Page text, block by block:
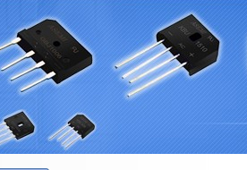
肖特基二极管 快恢复二极管 MB6S 三极管